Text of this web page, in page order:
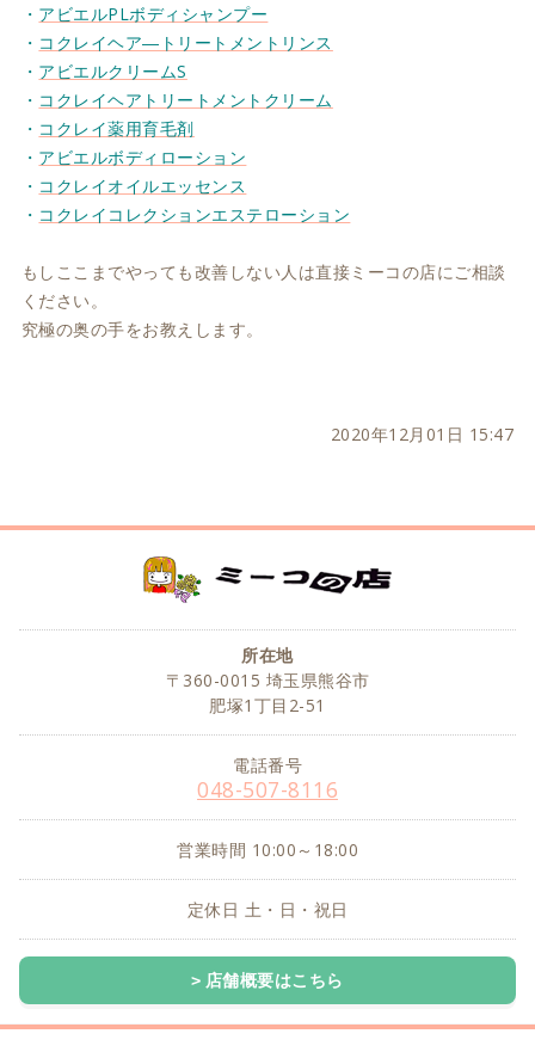
・ アビエルPLボディシャンプー
・ コクレイヘア―トリートメントリンス
・ アビエルクリームS
・ コクレイヘアトリートメントクリーム
・ コクレイ薬用育毛剤
・ アビエルボディローション
・ コクレイオイルエッセンス
・ コクレイコレクションエステローション
もしここまでやっても改善しない人は直接ミーコの店にご相談
ください。
究極の奥の手をお教えします。
2020年12月01日 15:47
所在地
〒360-0015 埼玉県熊谷市
肥塚1丁目2-51
電話番号
048-507-8116
営業時間 10:00～18:00
定休日 土・日・祝日
店舗概要はこちら